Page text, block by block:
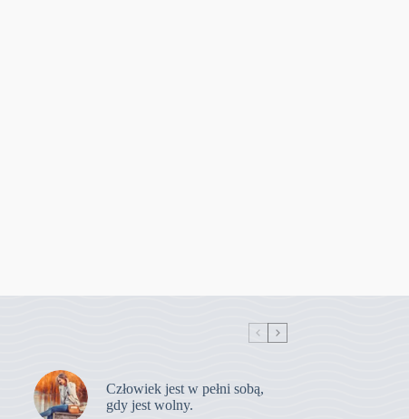
Człowiek jest w pełni sobą,
gdy jest wolny.